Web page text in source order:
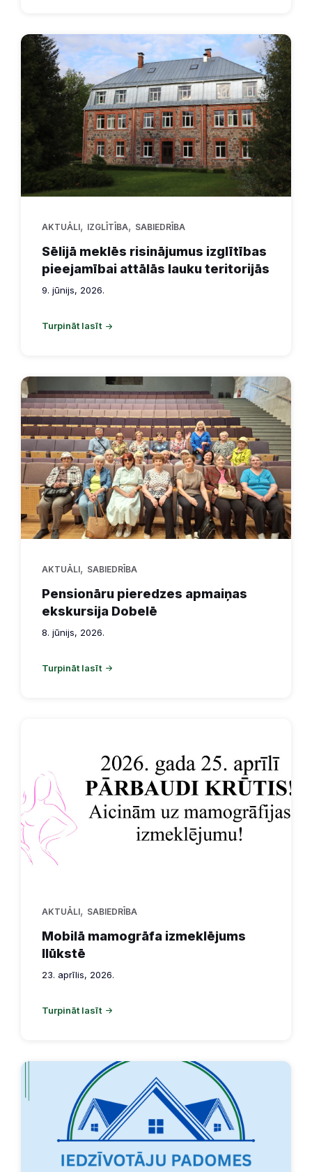
AKTUĀLI, IZGLĪTĪBA, SABIEDRĪBA
Sēlijā meklēs risinājumus izglītības
pieejamībai attālās lauku teritorijās
9. jūnijs, 2026.
Turpināt lasīt
AKTUĀLI, SABIEDRĪBA
Pensionāru pieredzes apmaiņas
ekskursija Dobelē
8. jūnijs, 2026.
Turpināt lasīt
AKTUĀLI, SABIEDRĪBA
Mobilā mamogrāfa izmeklējums
Ilūkstē
23. aprīlis, 2026.
Turpināt lasīt